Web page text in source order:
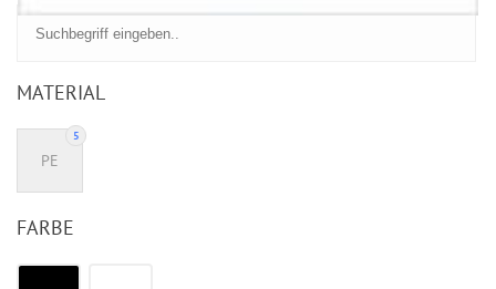
MATERIAL
5
PE
FARBE